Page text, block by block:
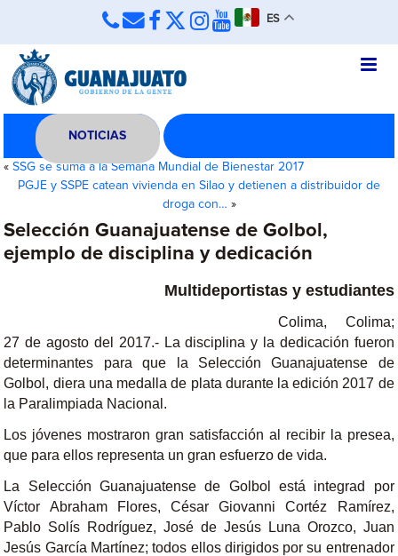
ES
NOTICIAS
«SSG se suma a la Semana Mundial de Bienestar 2017
PGJE y SSPE catean vivienda en Silao y detienen a distribuidor de
droga con… »
Selección Guanajuatense de Golbol,
ejemplo de disciplina y dedicación
Multideportistas y estudiantes
Colima, Colima;
27 de agosto del 2017.- La disciplina y la dedicación fueron
determinantes para que la Selección Guanajuatense de
Golbol, diera una medalla de plata durante la edición 2017 de
la Paralimpiada Nacional.
Los jóvenes mostraron gran satisfacción al recibir la presea,
que para ellos representa un gran esfuerzo de vida.
La Selección Guanajuatense de Golbol está integrad por
Víctor Abraham Flores, César Giovanni Cortéz Ramírez,
Pablo Solís Rodríguez, José de Jesús Luna Orozco, Juan
Jesús García Martínez; todos ellos dirigidos por su entrenador